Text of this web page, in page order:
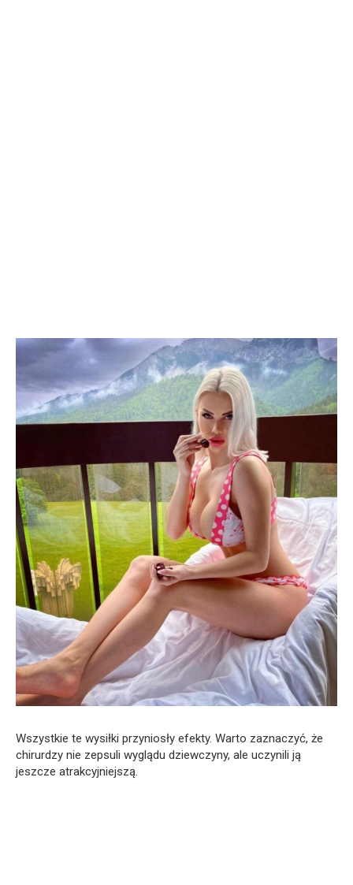
Wszystkie te wysiłki przyniosły efekty. Warto zaznaczyć, że
chirurdzy nie zepsuli wyglądu dziewczyny, ale uczynili ją
jeszcze atrakcyjniejszą.